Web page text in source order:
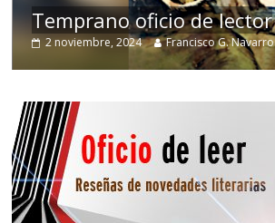
Temprano oficio de lector
2 noviembre, 2024 Francisco G. Navarro